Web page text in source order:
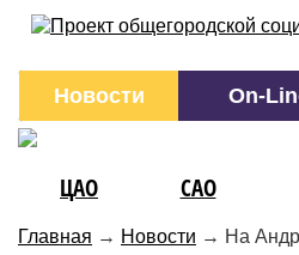
Новости On-
ЦАО САО
Главная → Новости → На